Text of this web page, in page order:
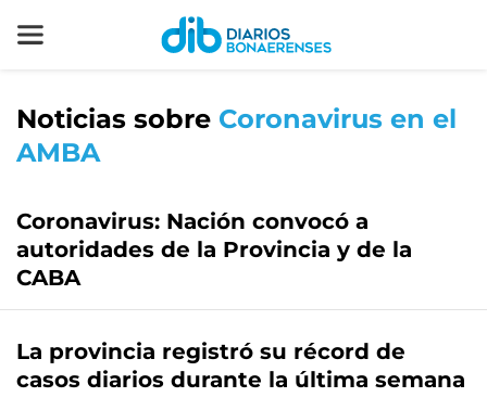
Noticias sobre Coronavirus en el
AMBA
Coronavirus: Nación convocó a
autoridades de la Provincia y de la
CABA
La provincia registró su récord de
casos diarios durante la última semana